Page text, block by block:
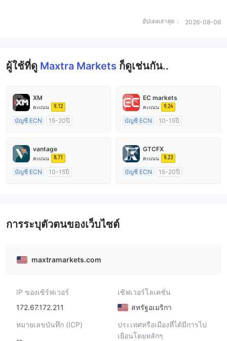
อัปเดตล่าสุด： 2026-08-06
ผู้ใช้ที่ดู Maxtra Markets ก็ดูเช่นกัน..
XM
คะแนน 9.12
บัญชี ECN
15-20ปี
ใบอนุญาต MT4 แบบเต็ม
EC markets
คะแนน 9.24
บัญชี ECN
10-15ปี
ใบอนุญาต MT4 แบบเต็ม
vantage
คะแนน 8.71
บัญชี ECN
10-15ปี
GTCFX
คะแนน 9.23
บัญชี ECN
15-20ปี
การระบุตัวตนของเว็บไซต์
maxtramarkets.com
IP ของเซิร์ฟเวอร์
172.67.172.211
เซิฟเวอร์โลเคชั่น
สหรัฐอเมริกา
หมายเลขบันทึก (ICP)
ประเทศหรือเมืองที่ได้มีการไป
เยือนโดยหลักๆ